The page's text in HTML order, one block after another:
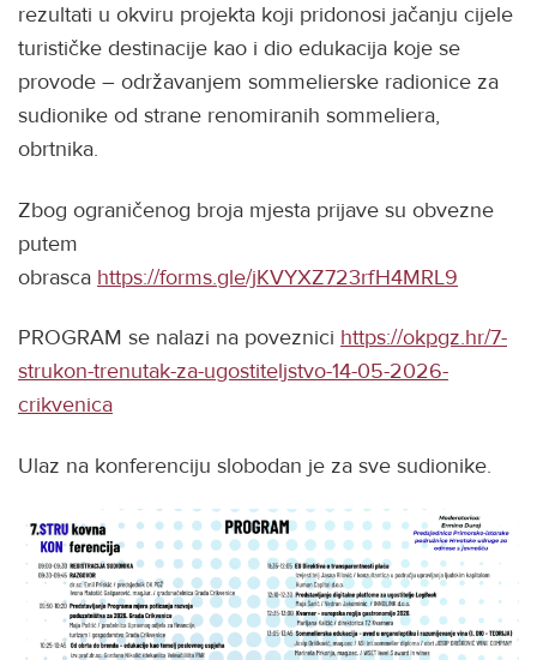
rezultati u okviru projekta koji pridonosi jačanju cijele
turističke destinacije kao i dio edukacija koje se
provode – održavanjem sommelierske radionice za
sudionike od strane renomiranih sommeliera,
obrtnika.
Zbog ograničenog broja mjesta prijave su obvezne
putem
obrasca https://forms.gle/jKVYXZ723rfH4MRL9
PROGRAM se nalazi na poveznici https://okpgz.hr/7-
strukon-trenutak-za-ugostiteljstvo-14-05-2026-
crikvenica
Ulaz na konferenciju slobodan je za sve sudionike.